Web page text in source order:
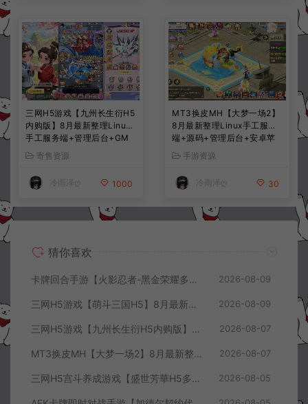
三网H5游戏【九州长生衍H5
内购版】8月最新整理Linux
手工服务端+管理后台+GM
授权后台+简易安卓客户端
+详细搭建教程+视频教程
寄售资源
冷雨泽ღ 1000
MT3换皮MH【大梦一场2】
8月最新整理Linux手工服务
端+源码+管理后台+安卓苹
果双端+详细搭建教程+视频
教程
手游资源
冷雨泽ღ 30
猜你喜欢
卡牌回合手游【火影忍者-黑金荣耀多区跨服平台币内购版】8月最新整理Linux手工服务端+CDK授权后台+安卓+详细搭建教程+视频教程 2026-08-09
三网H5游戏【萌斗三国H5】8月最新整理Win一键服务端+GM充值后台+简易安卓客户端+详细搭建教程+视频教程 2026-08-09
三网H5游戏【九州长生衍H5内购版】8月最新整理Linux手工服务端+管理后台+GM授权后台+简易安卓客户端+详细搭建教程+视频教程 2026-08-07
MT3换皮MH【大梦一场2】8月最新整理Linux手工服务端+源码+管理后台+安卓苹果双端+详细搭建教程+视频教程 2026-08-07
三网H5宫斗养成游戏【盛世芳華H5多区跨服代金券内购优化版】8月最新整理Linux手工服务端+CDK授权后台+全资源安卓+详细搭建教程+视频教程 2026-08-05